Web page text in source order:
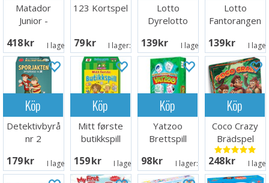
Matador
Junior -
418 SEK I lager: 5
123 Kortspel
79 SEK I lager:
Lotto
Dyrelotto
139 SEK I lager:
Lotto
Fantorangen
139 SEK I
Köp
Detektivbyrå
nr 2
Brettspill
179 SEK I lager: 3
Köp
Mitt første
butikkspill
159 SEK I lager: 1
Köp
Yatzoo
Brettspill
98 SEK I lager:
Köp
Coco Crazy
Brädspel
248 SEK I